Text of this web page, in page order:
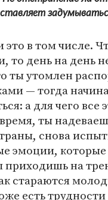
в том числе.
то день на день
ты утомлен
— тогда
а для чего все
ты
снова
эмоции,
приходишь на
стараются
есть